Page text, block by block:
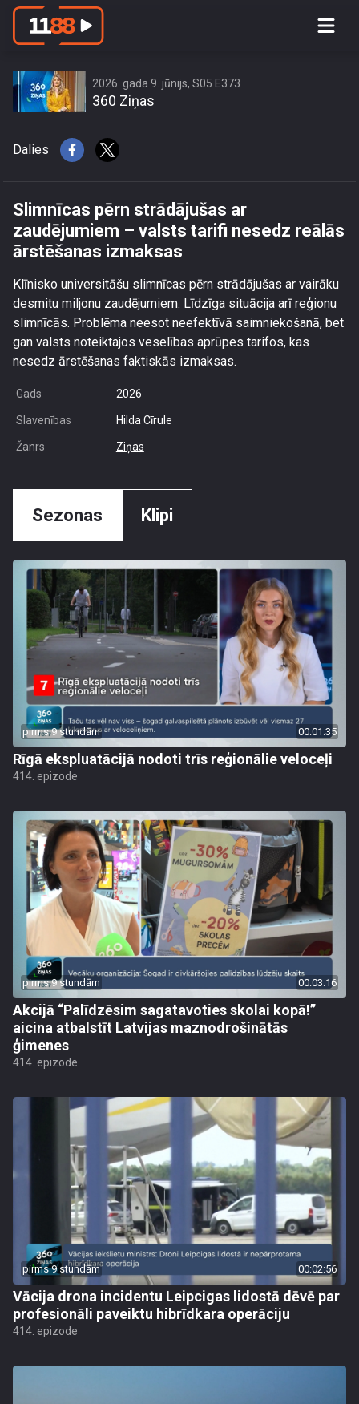
Slimnīcas pērn strādājušas ar
reālās ārstēšanas izmaksas
2026. gada 9. jūnijs, S05 E373
360 Ziņas
Dalies
Slimnīcas pērn strādājušas ar
zaudējumiem – valsts tarifi nesedz reālās
ārstēšanas izmaksas
Klīnisko universitāšu slimnīcas pērn strādājušas ar vairāku
desmitu miljonu zaudējumiem. Līdzīga situācija arī reģionu
slimnīcās. Problēma neesot neefektīvā saimniekošanā, bet
gan valsts noteiktajos veselības aprūpes tarifos, kas
nesedz ārstēšanas faktiskās izmaksas.
Gads 2026
Slavenības Hilda Cīrule
Žanrs Ziņas
Sezonas Klipi
pirms 9 stundām 00:01:35
Rīgā ekspluatācijā nodoti trīs reģionālie veloceļi
414. epizode
pirms 9 stundām 00:03:16
Akcijā “Palīdzēsim sagatavoties skolai kopā!”
aicina atbalstīt Latvijas maznodrošinātās
ģimenes
414. epizode
pirms 9 stundām 00:02:56
Vācija drona incidentu Leipcigas lidostā dēvē par
profesionāli paveiktu hibrīdkara operāciju
414. epizode